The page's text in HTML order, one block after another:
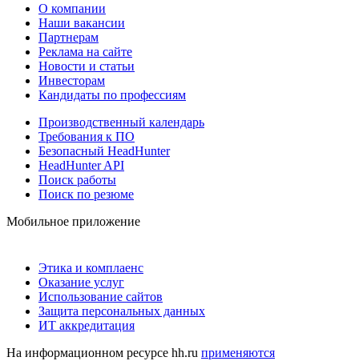
О компании
Наши вакансии
Партнерам
Реклама на сайте
Новости и статьи
Инвесторам
Кандидаты по профессиям
Производственный календарь
Требования к ПО
Безопасный HeadHunter
HeadHunter API
Поиск работы
Поиск по резюме
Мобильное приложение
Этика и комплаенс
Оказание услуг
Использование сайтов
Защита персональных данных
ИТ аккредитация
На информационном ресурсе hh.ru применяются